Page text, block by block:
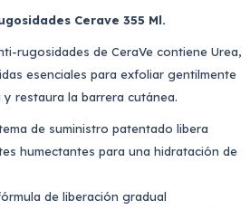
Cerave 355 Ml.
rugosidades de CeraVe contiene Urea,
esenciales para exfoliar gentilmente
restaura la barrera cutánea.
de suministro patentado libera
humectantes para una hidratación de
de liberación gradual